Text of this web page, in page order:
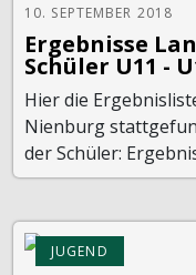
10. SEPTEMBER 2018
Ergebnisse
Schüler U11 -
Hier die
Nienburg
der Schüler:
JUGEND